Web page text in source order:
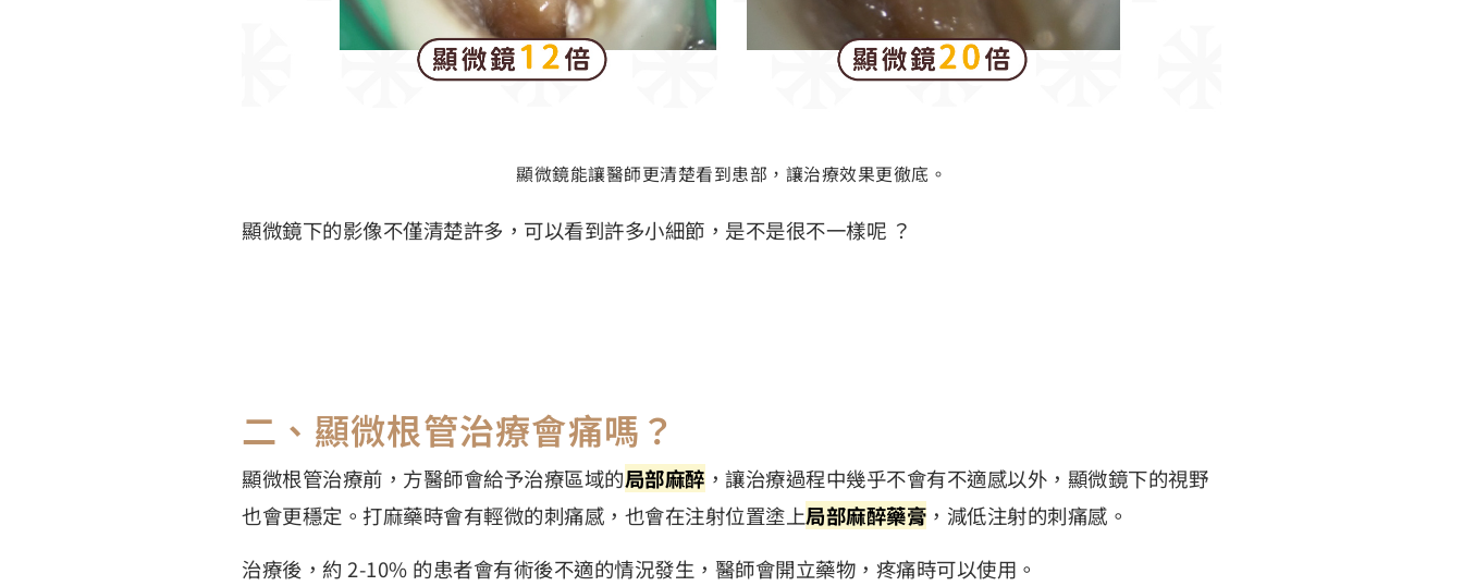
顯微鏡能讓醫師更清楚看到患部，讓治療效果更徹底。
顯微鏡下的影像不僅清楚許多，可以看到許多小細節，是不是很不一樣呢 ？
二、顯微根管治療會痛嗎？
顯微根管治療前，方醫師會給予治療區域的局部麻醉 ，讓治療過程中幾乎不會有不適感以外，顯微鏡下的視野
也會更穩定。打麻藥時會有輕微的刺痛感，也會在注射位置塗上局部麻醉藥膏 ，減低注射的刺痛感。
治療後，約 2-10% 的患者會有術後不適的情況發生，醫師會開立藥物，疼痛時可以使用。